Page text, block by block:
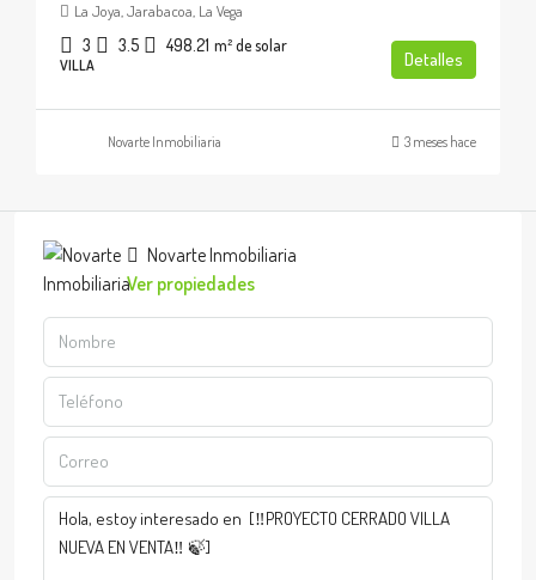
La Joya, Jarabacoa, La Vega
3 3.5 498.21 m² de solar
VILLA Detalles
Novarte Inmobiliaria 3 meses hace
Novarte Inmobiliaria
Ver propiedades